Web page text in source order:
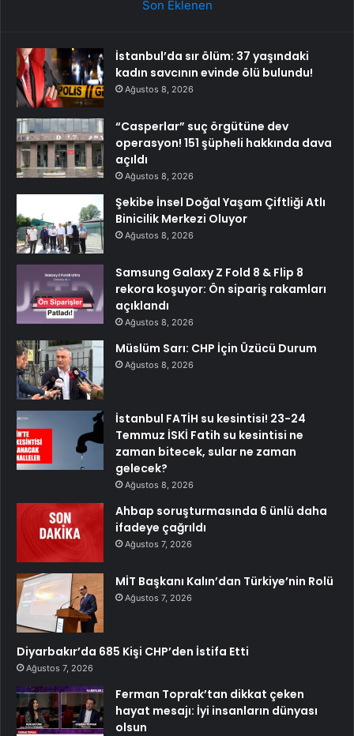
Son Eklenen
İstanbul’da sır ölüm: 37 yaşındaki
kadın savcının evinde ölü bulundu!
Ağustos 8, 2026
“Casperlar” suç örgütüne dev
operasyon! 151 şüpheli hakkında dava
açıldı
Ağustos 8, 2026
Şekibe İnsel Doğal Yaşam Çiftliği Atlı
Binicilik Merkezi Oluyor
Ağustos 8, 2026
Samsung Galaxy Z Fold 8 & Flip 8
rekora koşuyor: Ön sipariş rakamları
açıklandı
Ağustos 8, 2026
Müslüm Sarı: CHP İçin Üzücü Durum
Ağustos 8, 2026
İstanbul FATİH su kesintisi! 23-24
Temmuz İSKİ Fatih su kesintisi ne
zaman bitecek, sular ne zaman
gelecek?
Ağustos 8, 2026
Ahbap soruşturmasında 6 ünlü daha
ifadeye çağrıldı
Ağustos 7, 2026
MİT Başkanı Kalın’dan Türkiye’nin Rolü
Ağustos 7, 2026
Diyarbakır’da 685 Kişi CHP’den İstifa Etti
Ağustos 7, 2026
Ferman Toprak’tan dikkat çeken
hayat mesajı: İyi insanların dünyası
olsun